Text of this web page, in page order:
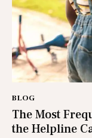
BLOG
The Most
the Helpline